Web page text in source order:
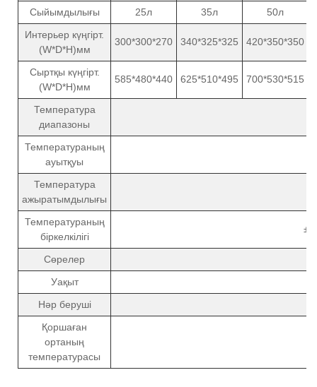
Сыйымдылығы
25л 35л
50л
Интерьер күңгірт.
(W*D*H)мм
300*300*270 340*325*325 420*350*350
Сыртқы күңгірт.
(W*D*H)мм
585*480*440 625*510*495 700*530*515
Температура
диапазоны
Температураның
ауытқуы
Температура
ажыратымдылығы
Температураның
біркелкілігі
Сөрелер
Уақыт
Нәр беруші
Қоршаған
ортаның
температурасы